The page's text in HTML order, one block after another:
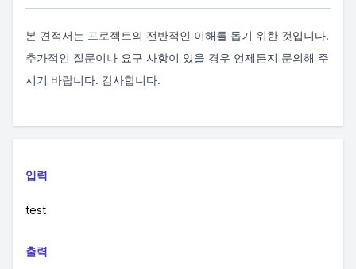
본 견적서는 프로젝트의 전반적인 이해를 돕기 위한 것입니다.
추가적인 질문이나 요구 사항이 있을 경우 언제든지 문의해 주
시기 바랍니다. 감사합니다.
입력
test
출력